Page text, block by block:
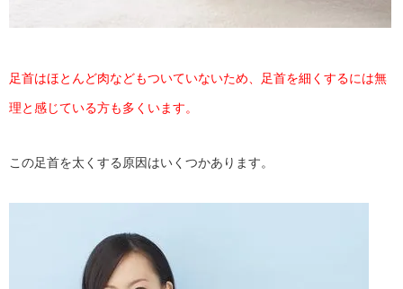
足首はほとんど肉などもついていないため、足首を細くするには無
理と感じている方も多くいます。
この足首を太くする原因はいくつかあります。